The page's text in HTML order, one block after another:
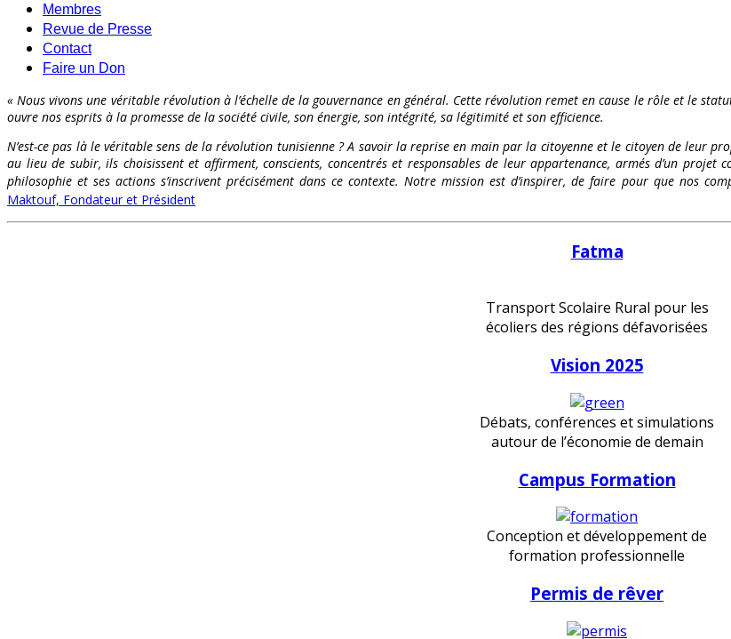
Membres
Revue de Presse
Contact
Faire un Don
« Nous vivons une véritable révolution à l’échelle de la gouvernance en général. Cette révolution remet en cause le rôle et le
ouvre nos esprits à la promesse de la société civile, son énergie, son intégrité, sa légitimité et son efficience.
N’est-ce pas là le véritable sens de la révolution tunisienne ? A savoir la reprise en main par la citoyenne et le citoyen de leur
au lieu de subir, ils choisissent et affirment, conscients, concentrés et responsables de leur appartenance, armés d’un
philosophie et ses actions s’inscrivent précisément dans ce contexte. Notre mission est d’inspirer, de faire pour que nos
Maktouf, Fondateur et Président
Fatma
Transport Scolaire Rural pour les
écoliers des régions défavorisées
Vision 2025
Débats, conférences et simulations
autour de l’économie de demain
Campus Formation
Conception et développement de
formation professionnelle
Permis de rêver